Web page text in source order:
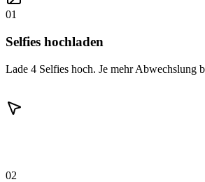
01
Selfies hochladen
Lade 4 Selfies hoch. Je mehr Abwechslung
02